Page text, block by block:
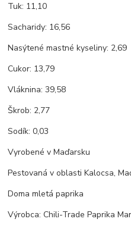
Tuk: 11,10
Sacharidy: 16,56
Nasýtené mastné kyseliny: 2,69
Cukor: 13,79
Vláknina: 39,58
Škrob: 2,77
Sodík: 0,03
Vyrobené v Maďarsku
Pestovaná v oblasti Kalocsa,
Doma mletá paprika
Výrobca: Chili-Trade Paprika